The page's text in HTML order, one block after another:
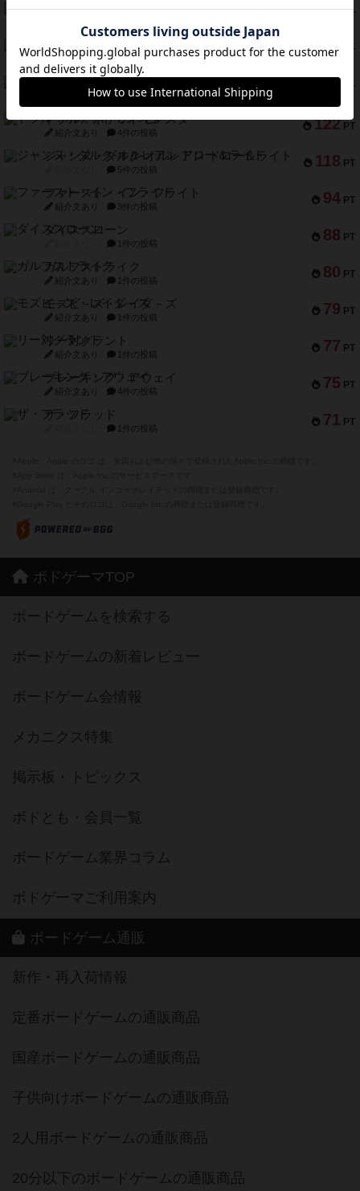
154 PT
ギョッと
152 PT
クルティボ
紹介文なし 1件の投稿
PT
紹介文なし 1件の投稿
122 PT
ドブル：ポケットモンスター
紹介文あり 4件の投稿
118 PT
ジャンヌ・ダルク-オルレアン ドロー＆ライト
5件の投稿
94 PT
ファースト・イン・フライト
紹介文あり 3件の投稿
88 PT
ダイススローン
1件の投稿
80 PT
ガルフストライク
紹介文あり 1件の投稿
79 PT
モズビ－ズ・レイダ－ズ
紹介文あり 1件の投稿
77 PT
リー対グラント
紹介文あり 1件の投稿
75 PT
ブレーキング・アウェイ
紹介文あり 4件の投稿
71 PT
ザ・フラッド
1件の投稿
ボドゲーマTOP
ボードゲームを検索する
ボードゲームの新着レビュー
ボードゲーム会情報
メカニクス特集
掲示板・トピックス
ボドとも・会員一覧
ボードゲーム業界コラム
ボドゲーマご利用案内
ボードゲーム通販
新作・再入荷情報
定番ボードゲームの通販商品
国産ボードゲームの通販商品
子供向けボードゲームの通販商品
2人用ボードゲームの通販商品
20分以下のボードゲームの通販商品